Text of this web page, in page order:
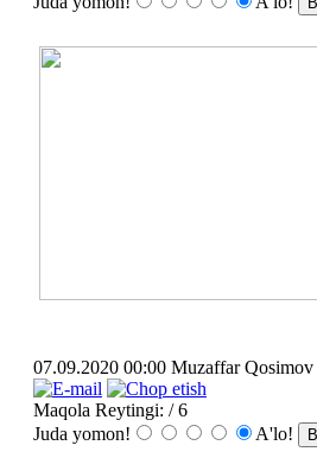
07.09.2020 00:00 Muzaffar Qosimov
Maqola Reytingi: / 6
Juda yomon!
A'lo!